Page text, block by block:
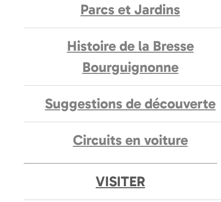
Parcs et Jardins
Histoire de la Bresse
Bourguignonne
Suggestions de découverte
Circuits en voiture
VISITER